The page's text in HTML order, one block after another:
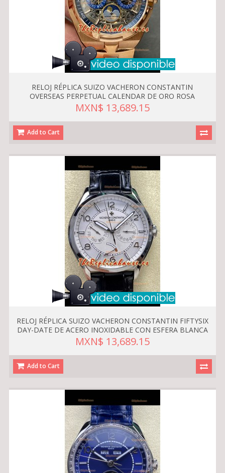
RELOJ RÉPLICA SUIZO VACHERON CONSTANTIN
OVERSEAS PERPETUAL CALENDAR DE ORO ROSA
MXN$ 13,689.15
Add to Cart
RELOJ RÉPLICA SUIZO VACHERON CONSTANTIN FIFTYSIX
DAY-DATE DE ACERO INOXIDABLE CON ESFERA BLANCA
MXN$ 13,689.15
Add to Cart